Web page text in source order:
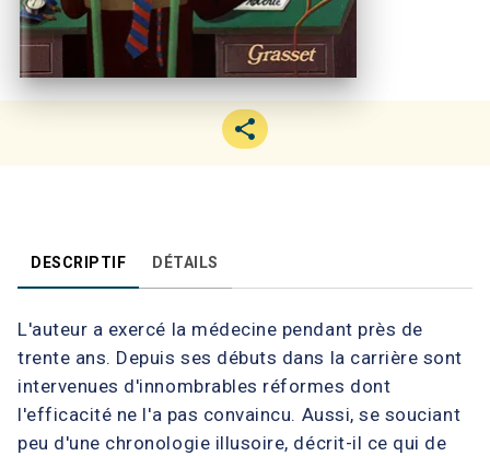
DESCRIPTIF DÉTAILS
L'auteur a exercé la médecine pendant près de
trente ans. Depuis ses débuts dans la carrière sont
intervenues d'innombrables réformes dont
l'efficacité ne l'a pas convaincu. Aussi, se souciant
peu d'une chronologie illusoire, décrit-il ce qui de